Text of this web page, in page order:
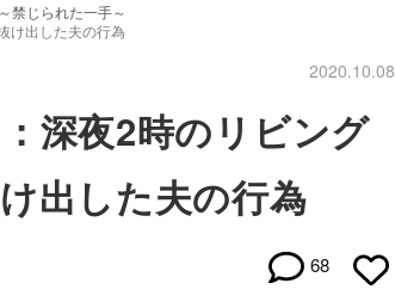
禁じられた一手～
け出した夫の行為
2020.10.08
深夜2時のリビング
出した夫の行為
68